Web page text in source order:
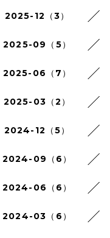
2025-12（3）
2025-09（5）
2025-06（7）
2025-03（2）
2024-12（5）
2024-09（6）
2024-06（6）
2024-03（6）